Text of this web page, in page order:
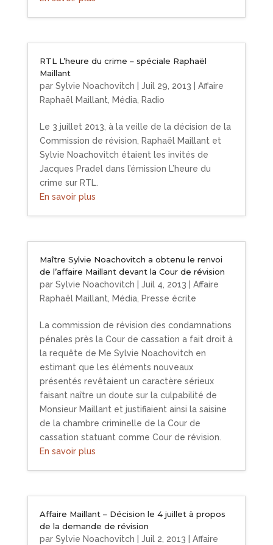
RTL L’heure du crime – spéciale Raphaël
Maillant
par Sylvie Noachovitch Juil 29, 2013
Affaire
Raphaël Maillant
Média, Radio
Le 3 juillet 2013, à la veille de la décision de la
Commission de révision, Raphaël Maillant et
Sylvie Noachovitch étaient les invités de
Jacques Pradel dans l’émission L’heure du
crime sur RTL.
En savoir plus
Maître Sylvie Noachovitch a obtenu le renvoi
de l’affaire Maillant devant la Cour de révision
par Sylvie Noachovitch Juil 4, 2013
Affaire
Raphaël Maillant, Média, Presse écrite
La commission de révision des condamnations
pénales près la Cour de cassation a fait droit à
la requête de Me Sylvie Noachovitch en
estimant que les éléments nouveaux
présentés revêtaient un caractère sérieux
faisant naître un doute sur la culpabilité de
Monsieur Maillant et justifiaient ainsi la saisine
de la chambre criminelle de la Cour de
cassation statuant comme Cour de révision.
En savoir plus
Affaire Maillant – Décision le 4 juillet à propos
de la demande de révision
par Sylvie Noachovitch Juil 2, 2013
Affaire